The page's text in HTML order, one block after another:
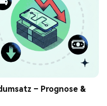
– Prognose &